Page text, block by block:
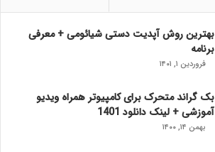
بهترین روش آپدیت دستی شیائومی + معرفی
برنامه
فروردین ۱, ۱۴۰۱
بک گراند متحرک برای کامپیوتر همراه ویدیو
آموزشی + لینک دانلود 1401
بهمن ۱۴, ۱۴۰۰